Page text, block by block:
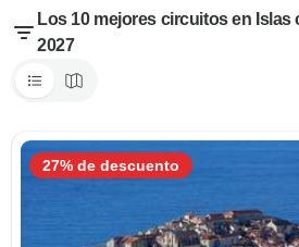
Los 10 mejores circuitos en Islas
2027
27% de descuento